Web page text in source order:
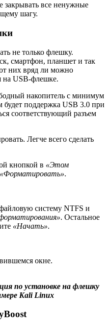
закрывать все ненужные
шагу.
не только флешку.
смартфон, планшет и так
них вряд ли можно
на USB-флешке.
накопитель с минимум
поддержка USB 3.0 при
соответствующий разъем
Легче всего сделать
кнопкой в «Этом
«Форматировать».
систему NTFS и
. Остальное
«Начать».
окне.
по установке на флешку
Kali Linux